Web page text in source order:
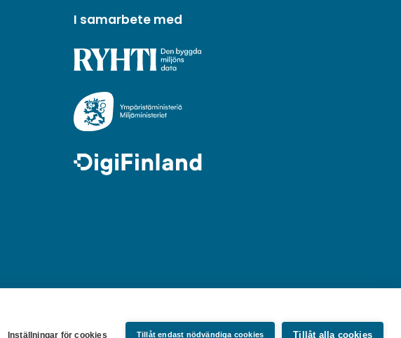
Inställningar för cookies Tillåt endast nödvändiga cookies Tillåt alla cookies
I samarbete med